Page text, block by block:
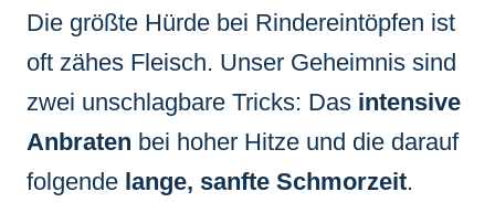
Die größte Hürde bei Rindereintöpfen ist
oft zähes Fleisch. Unser Geheimnis sind
zwei unschlagbare Tricks: Das intensive
Anbraten bei hoher Hitze und die darauf
folgende lange, sanfte Schmorzeit.